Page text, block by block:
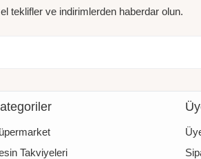
teklifler ve indirimlerden haberdar olun.
Takviyeleri